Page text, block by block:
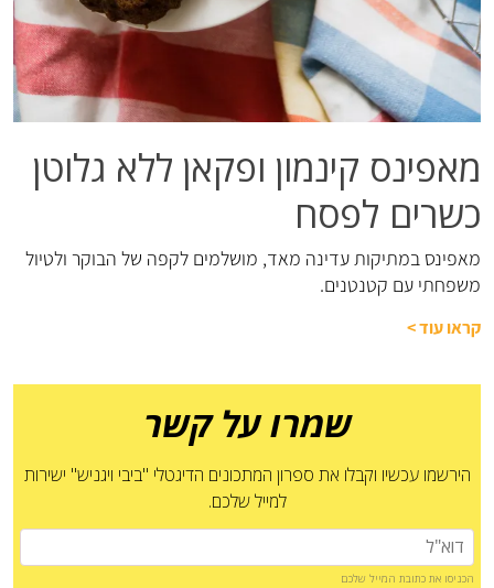
מאפינס קינמון ופקאן ללא גלוטן
כשרים לפסח
מאפינס במתיקות עדינה מאד, מושלמים לקפה של הבוקר ולטיול
משפחתי עם קטנטנים.
קראו עוד>
שמרו על קשר
הירשמו עכשיו וקבלו את ספרון המתכונים הדיגטלי "ביבי ויגניש" ישירות
למייל שלכם.
הכניסו את כתובת המייל שלכם